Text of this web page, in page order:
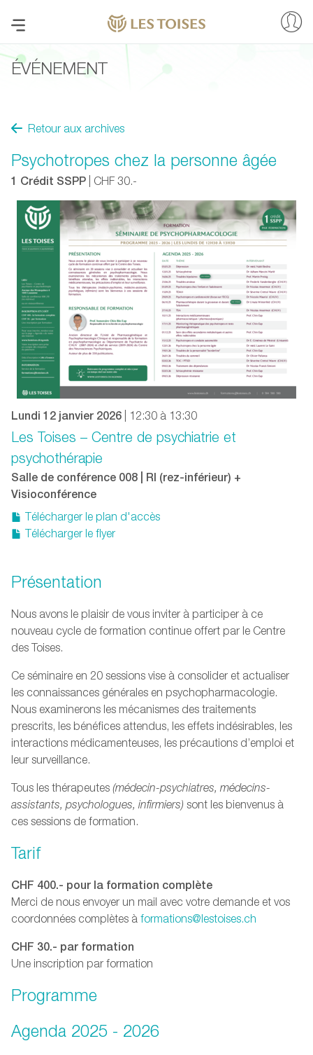
ÉVÉNEMENT
Retour aux archives
Psychotropes chez la personne âgée
1 Crédit SSPP | CHF 30.-
Lundi 12 janvier 2026 | 12:30 à 13:30
Les Toises – Centre de psychiatrie et
psychothérapie
Salle de conférence 008 | RI (rez-inférieur) +
Visioconférence
Télécharger le plan d'accès
Télécharger le flyer
Présentation
Nous avons le plaisir de vous inviter à participer à ce
nouveau cycle de formation continue offert par le Centre
des Toises.
Ce séminaire en 20 sessions vise à consolider et actualiser
les connaissances générales en psychopharmacologie.
Nous examinerons les mécanismes des traitements
prescrits, les bénéfices attendus, les effets indésirables, les
interactions médicamenteuses, les précautions d’emploi et
leur surveillance.
Tous les thérapeutes (médecin-psychiatres, médecins-
assistants, psychologues, infirmiers) sont les bienvenus à
ces sessions de formation.
Tarif
CHF 400.- pour la formation complète
Merci de nous envoyer un mail avec votre demande et vos
coordonnées complètes à formations@lestoises.ch
CHF 30.- par formation
Une inscription par formation
Programme
Agenda 2025 - 2026